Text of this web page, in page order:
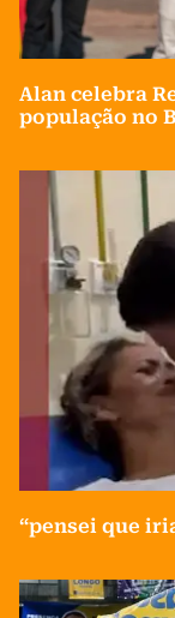
Alan celebra
população no
“pensei que